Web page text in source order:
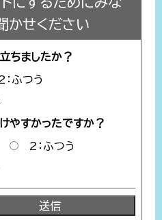
かせください
ちましたか？
：ふつう
やすかったですか？
2：ふつう